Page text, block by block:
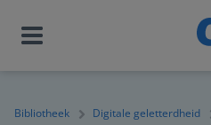
Bibliotheek Digitale geletterdheid